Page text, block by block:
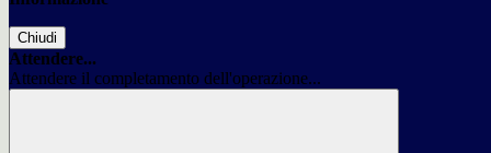
Chiudi
Attendere...
Attendere il completamento dell'operazione...